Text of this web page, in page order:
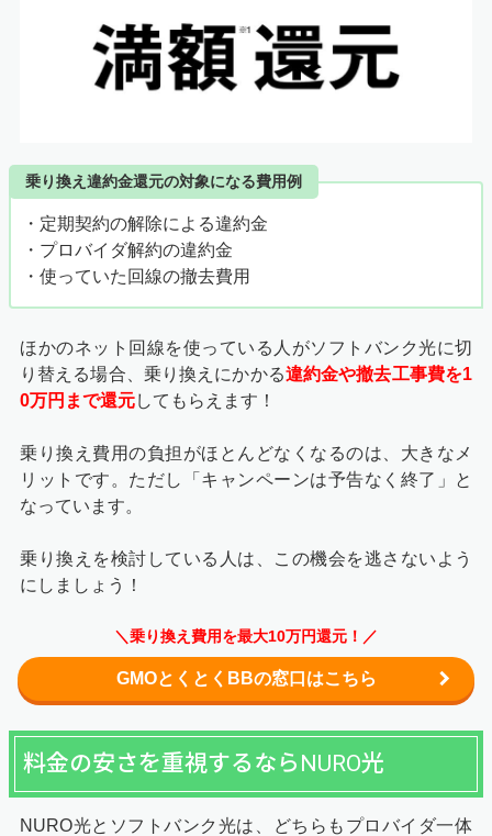
乗り換え違約金還元の対象になる費用例
・定期契約の解除による違約金
・プロバイダ解約の違約金
・使っていた回線の撤去費用
ほかのネット回線を使っている人がソフトバンク光に切
り替える場合、乗り換えにかかる違約金や撤去工事費を1
0万円まで還元してもらえます！
乗り換え費用の負担がほとんどなくなるのは、大きなメ
リットです。ただし「キャンペーンは予告なく終了」と
なっています。
乗り換えを検討している人は、この機会を逃さないよう
にしましょう！
＼乗り換え費用を最大10万円還元！／
GMOとくとくBBの窓口はこちら
料金の安さを重視するならNURO光
NURO光とソフトバンク光は、どちらもプロバイダ一体